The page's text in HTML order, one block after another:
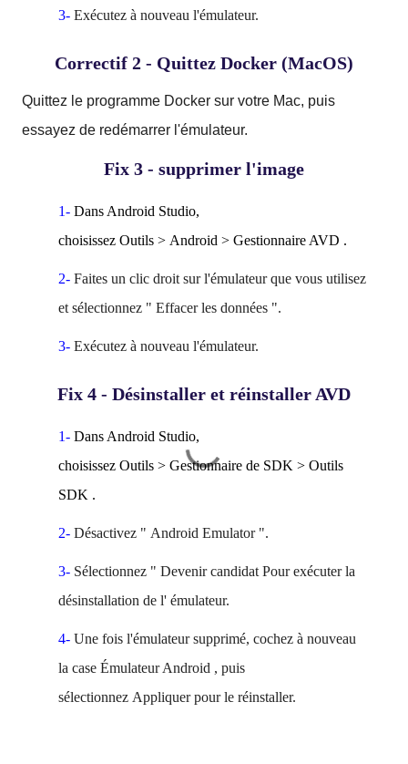
3- Exécutez à nouveau l'émulateur.
Correctif 2 - Quittez Docker (MacOS)
Quittez le programme Docker sur votre Mac, puis
essayez de redémarrer l'émulateur.
Fix 3 - supprimer l'image
1- Dans Android Studio,
choisissez Outils > Android > Gestionnaire AVD .
2- Faites un clic droit sur l'émulateur que vous utilisez
et sélectionnez " Effacer les données ".
3- Exécutez à nouveau l'émulateur.
Fix 4 - Désinstaller et réinstaller AVD
1- Dans Android Studio,
choisissez Outils > Gestionnaire de SDK > Outils
SDK .
2- Désactivez " Android Emulator".
3- Sélectionnez " Devenir candidat Pour exécuter la
désinstallation de l' émulateur.
4- Une fois l'émulateur supprimé, cochez à nouveau
la case Émulateur Android , puis
sélectionnez Appliquerpour le réinstaller.